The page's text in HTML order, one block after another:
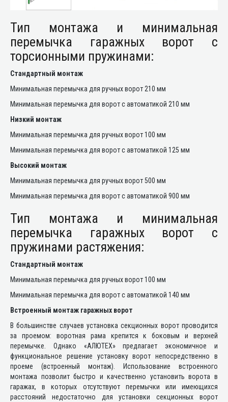
Тип монтажа и минимальная
перемычка гаражных ворот с
торсионными пружинами:
Стандартный монтаж
Минимальная перемычка для ручных ворот 210 мм
Минимальная перемычка для ворот с автоматикой 210 мм
Низкий монтаж
Минимальная перемычка для ручных ворот 100 мм
Минимальная перемычка для ворот с автоматикой 125 мм
Высокий монтаж
Минимальная перемычка для ручных ворот 500 мм
Минимальная перемычка для ворот с автоматикой 900 мм
Тип монтажа и минимальная
перемычка гаражных ворот с
пружинами растяжения:
Стандартный монтаж
Минимальная перемычка для ручных ворот 100 мм
Минимальная перемычка для ворот с автоматикой 140 мм
Встроенный монтаж гаражных ворот
В большинстве случаев установка секционных ворот проводится
за проемом: воротная рама крепится к боковым и верхней
перемычке. Однако «АЛЮТЕХ» предлагает экономичное и
функциональное решение установку ворот непосредственно в
проеме (встроенный монтаж). Использование встроенного
монтажа позволит быстро и качественно установить ворота в
гаражах, в которых отсутствуют перемычки или имеющихся
расстояний недостаточно для установки секционных ворот